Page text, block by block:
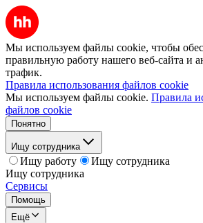
Мы используем файлы cookie, чтобы
правильную работу нашего веб-сайта и
трафик.
Правила использования файлов cookie
Мы используем файлы cookie. Правила
файлов cookie
Понятно
Ищу сотрудника
Ищу работу
Ищу сотрудника
Ищу сотрудника
Сервисы
Помощь
Ещё